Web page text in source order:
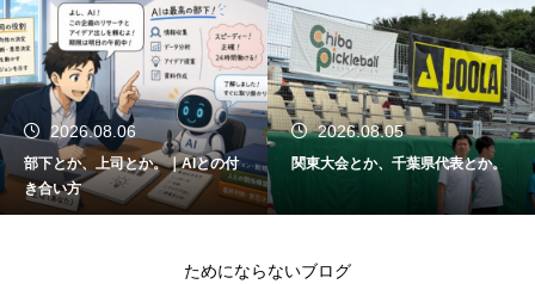
2026.08.06
部下とか、上司とか。｜AIとの付
き合い方
2026.08.05
関東大会とか、千葉県代表とか。
ためにならないブログ